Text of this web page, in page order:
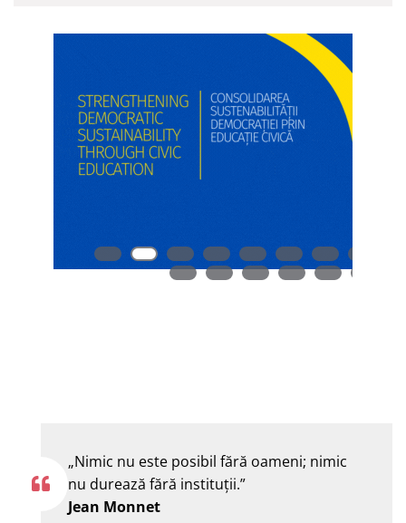
„Nimic nu este posibil fără oameni; nimic
nu durează fără instituţii.”
Jean Monnet